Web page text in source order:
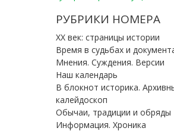
РУБРИКИ НОМЕРА
ХХ век: страницы истории
Время в судьбах и
Мнения. Суждения. Версии
Наш календарь
В блокнот историка.
калейдоскоп
Обычаи, традиции и обряды
Информация. Хроника